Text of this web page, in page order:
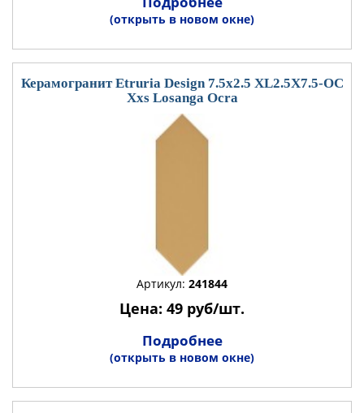
(открыть в новом окне)
Керамогранит Etruria Design 7.5x2.5 XL2.5X7.5-OC
Xxs Losanga Ocra
Артикул: 241844
Цена: 49 руб/шт.
Подробнее
(открыть в новом окне)